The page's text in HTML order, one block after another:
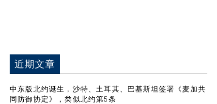
近期文章
中东版北约诞生，沙特、土耳其、巴基斯坦签署《麦加共
同防御协定》，类似北约第5条